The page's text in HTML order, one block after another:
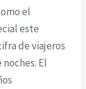
el
este
de viajeros
El